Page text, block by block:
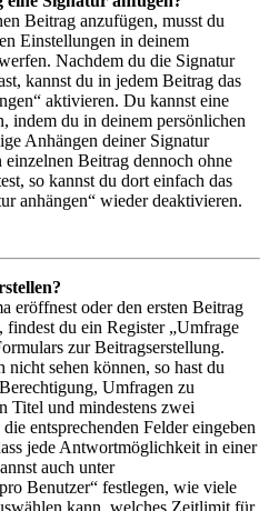
Beitrag anzufügen, musst du
Einstellungen in deinem
Nachdem du die Signatur
kannst du in jedem Beitrag das
aktivieren. Du kannst eine
indem du in deinem persönlichen
Anhängen deiner Signatur
Beitrag dennoch ohne
so kannst du dort einfach das
anhängen“ wieder deaktivieren.
eröffnest oder den ersten Beitrag
findest du ein Register „Umfrage
zur Beitragserstellung.
nicht sehen können, so hast du
Umfragen zu
Titel und mindestens zwei
entsprechenden Felder eingeben
jede Antwortmöglichkeit in einer
auch unter
Benutzer“ festlegen, wie viele
kann, welches Zeitlimit für